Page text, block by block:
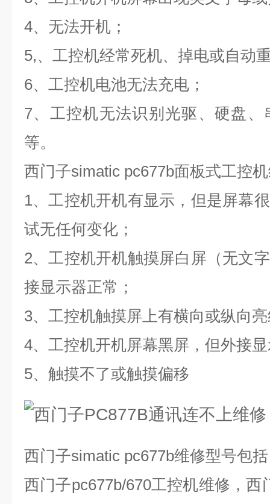
4、无法开机；
5,、工控机经常死机、掉电或自动
6、工控机电池无法充电；
7、工控机无法识别光驱、硬盘
等。
西门子simatic pc677b面板式工控
1、工控机开机有显示，但是屏幕
试无任何变化；
2、工控机开机触摸屏白屏（无文
接显示器正常；
3、工控机触摸屏上有横向或纵向
4、工控机开机屏幕黑屏，但外接
5、触摸不了或触摸偏移
西门子simatic pc677b维修型号包
西门子pc677b/670工控机维修，西